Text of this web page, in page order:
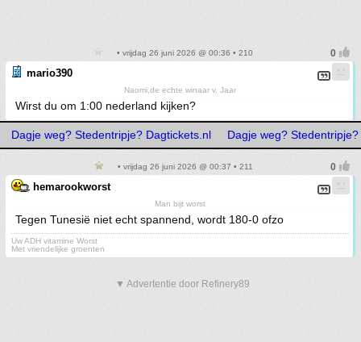
• vrijdag 26 juni 2026 @ 00:36 • 210
mario390
Naomi,de echte winaar v. Jaar
Wirst du om 1:00 nederland kijken?
Dagje weg? Stedentripje? Dagtickets.nl Dagje weg?
• vrijdag 26 juni 2026 @ 00:37 • 211
hemarookworst
Man bijt worst
Tegen Tunesië niet echt spannend, wordt 180-0 ofzo
Uw ADH vitamine Worst
Met vriendelijke groenten
▼ Advertentie door Refinery89